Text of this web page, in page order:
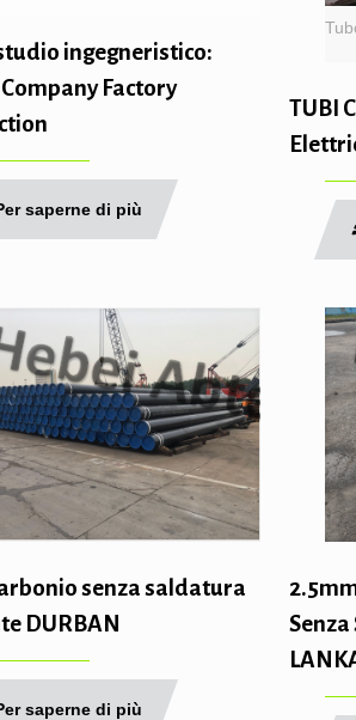
ingegneristico:
Factory
saperne di più
TUBI
senza saldatura
DURBAN
saperne di più